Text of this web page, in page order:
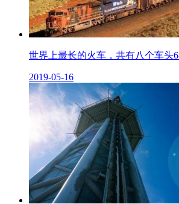
世界上最长的火车，共有八个车头
2019-05-16